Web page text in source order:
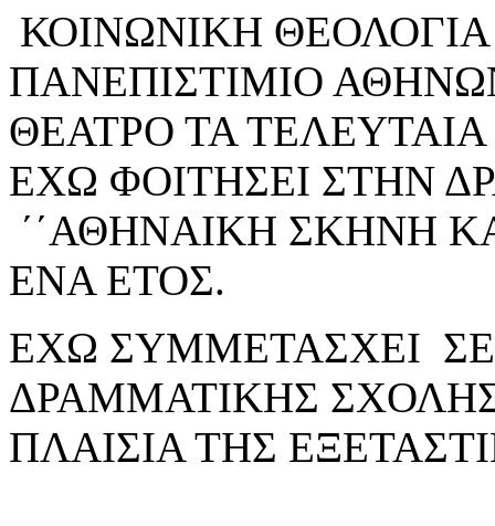
ΚΟΙΝΩΝΙΚΗ
ΠΑΝΕΠΙΣΤΙΜΙΟ
ΘΕΑΤΡΟ ΤΑ
ΕΧΩ ΦΟΙΤΗΣΕΙ ΣΤΗΝ
΄΄ΑΘΗΝΑΙΚΗ ΣΚΗΝΗ
ΕΝΑ ΕΤΟΣ.
ΕΧΩ ΣΥΜΜΕΤΑΣΧΕΙ
ΔΡΑΜΜΑΤΙΚΗΣ
ΠΛΑΙΣΙΑ ΤΗΣ